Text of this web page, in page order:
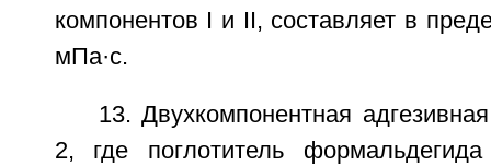
компонентов I и II, составляет в
мПа·с.
13. Двухкомпонентная
2, где поглотитель